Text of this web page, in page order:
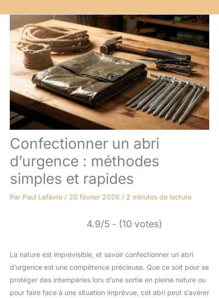
Confectionner un abri
d’urgence : méthodes
simples et rapides
Par Paul Lefavre / 20 février 2026 / 2 minutes de lecture
4.9/5 - (10 votes)
La nature est imprévisible, et savoir confectionner un abri
d’urgence est une compétence précieuse. Que ce soit pour se
protéger des intempéries lors d’une sortie en pleine nature ou
pour faire face à une situation imprévue, cet abri peut s’avérer